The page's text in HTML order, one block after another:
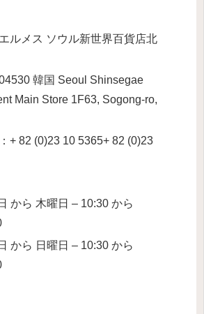
ルメス ソウル新世界百貨店北
韓国 Seoul Shinsegae
Main Store 1F63, Sogong-ro,
+ 82 (0)23 10 5365+ 82 (0)23
から 木曜日 – 10:30 から
から 日曜日 – 10:30 から